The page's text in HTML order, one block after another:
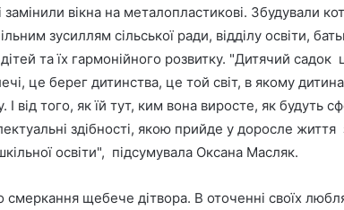
замінили вікна на металопластикові. Збудували
зусиллям сільської ради, відділу освіти,
та їх гармонійного розвитку. "Дитячий садок
це берег дитинства, це той світ, в якому
І від того, як їй тут, ким вона виросте, як будуть
здібності, якою прийде у доросле життя
освіти", підсумувала Оксана Масляк.
смеркання щебече дітвора. В оточенні своїх